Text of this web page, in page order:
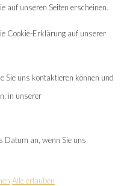
auf unseren Seiten erscheinen.
Cookie-Erklärung auf unserer
Sie uns kontaktieren können und
in unserer
Datum an, wenn Sie uns
Alle erlauben